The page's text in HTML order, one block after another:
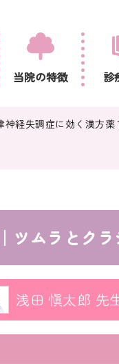
当院の特徴 診
神経失調症に効く漢方
ツムラとク
浅田 愼太郎 先